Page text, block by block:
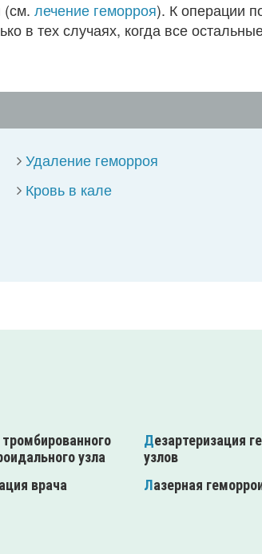
(см. лечение геморроя). К операции
в тех случаях, когда все
Удаление геморроя
Кровь в кале
узла
Дезартеризация геморроидальных
узлов
Лазерная